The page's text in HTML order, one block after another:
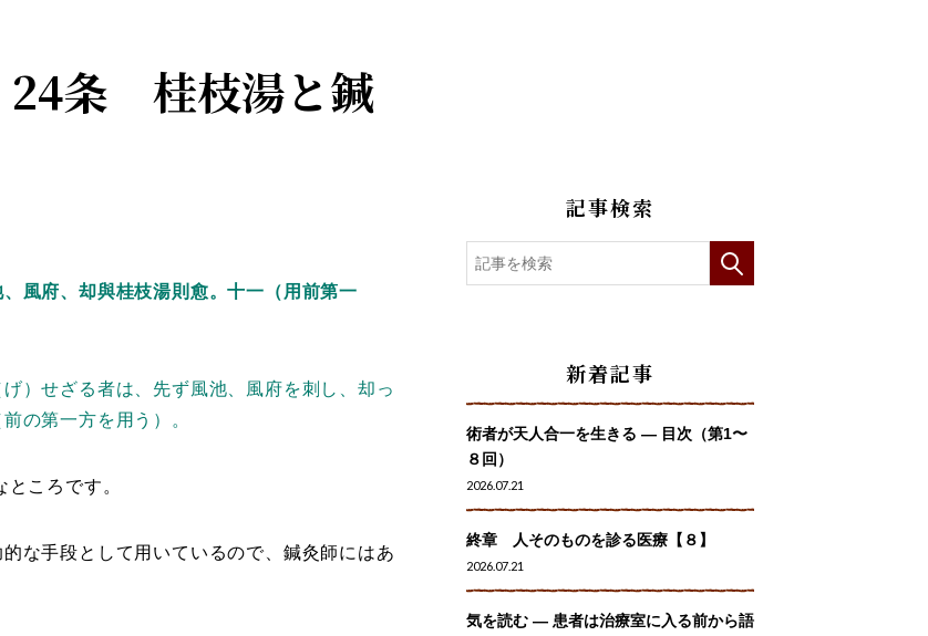
24条 桂枝湯と鍼
風府、却與桂枝湯則愈。十一（用前第一
）せざる者は、先ず風池、風府を刺し、却っ
の第一方を用う）。
ころです。
な手段として用いているので、鍼灸師にはあ
記事検索
新着記事
術者が天人合一を生きる — 目次（第1〜
８回）
2026.07.21
終章 人そのものを診る医療【８】
2026.07.21
気を読む ― 患者は治療室に入る前から語